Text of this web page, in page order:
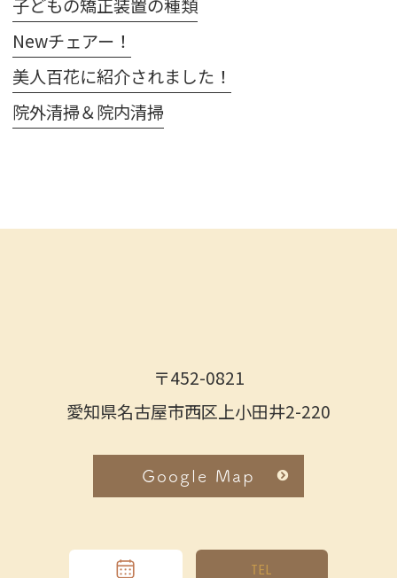
子どもの矯正装置の種類
Newチェアー！
美人百花に紹介されました！
院外清掃＆院内清掃
〒452-0821
愛知県名古屋市西区上小田井2-220
Google Map
TEL